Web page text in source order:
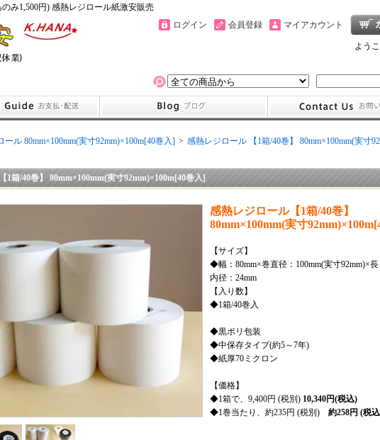
み1,500円) 感熱レジロール紙激安販売
マイアカウント
会員登録
ログイン
よう
ール 80mm×100mm(実寸92mm)×100m[40巻入] > 感熱レジロール 【1箱/40巻】 80mm×100mm(実寸
1箱/40巻】 80mm×100mm(実寸92mm)×100m[40巻入]
感熱レジロール【1箱/40巻】
80mm×100mm(実寸
【サイズ】
◆幅：80mm×巻直径：100mm(実寸92mm)×
内径：24mm
【入り数】
◆1箱/40巻入
◆黒ポリ包装
◆中保存タイプ(約5～7年)
◆紙厚70ミクロン
【価格】
◆1箱で、9,400円 (税別) 10,340円(税込)
◆1巻当たり、約235円 (税別) 約258円 (税